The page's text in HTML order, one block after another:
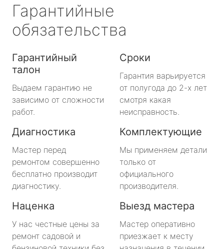
Гарантийные
обязательства
Гарантийный
талон
Выдаем гарантию не
зависимо от сложности
работ.
Сроки
Гарантия варьируется
от полугода до 2-х лет
смотря какая
неисправность.
Диагностика
Мастер перед
ремонтом совершенно
бесплатно производит
диагностику.
Комплектующие
Мы применяем детали
только от
официального
производителя.
Наценка
У нас честные цены за
ремонт садовой и
Выезд мастера
Мастер оперативно
приезжает к месту